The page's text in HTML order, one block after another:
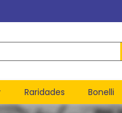
Raridades Bonelli